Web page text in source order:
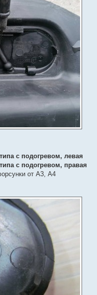
с подогревом, левая
с подогревом, правая
от А3, А4